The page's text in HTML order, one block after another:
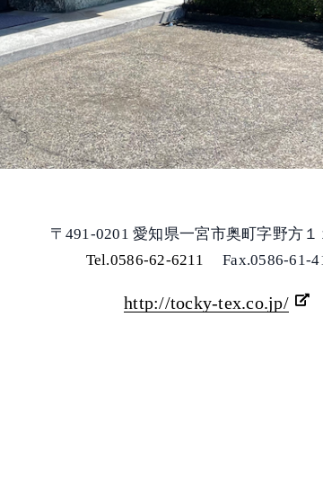
〒491-0201 愛知県一宮市奥町字野方
Tel.0586-62-6211
Fax.0586-61-
http://tocky-tex.co.jp/